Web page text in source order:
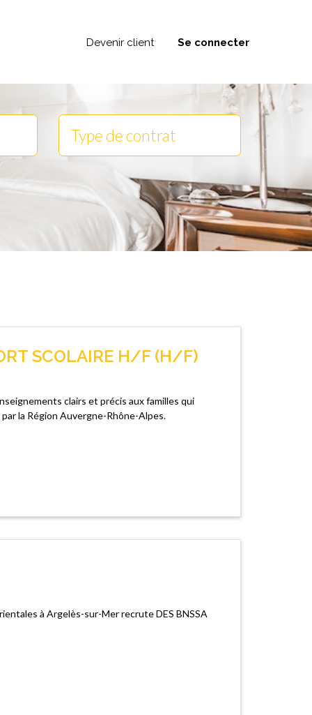
Devenir client Se connecter
SCOLAIRE H/F (H/F)
clairs et précis aux familles qui
la Région Auvergne-Rhône-Alpes.
à Argelès-sur-Mer recrute DES BNSSA